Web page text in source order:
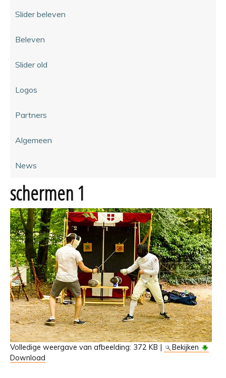
Slider beleven
Beleven
Slider old
Logos
Partners
Algemeen
News
schermen 1
Volledige weergave van afbeelding: 372 KB |
Bekijken
Download